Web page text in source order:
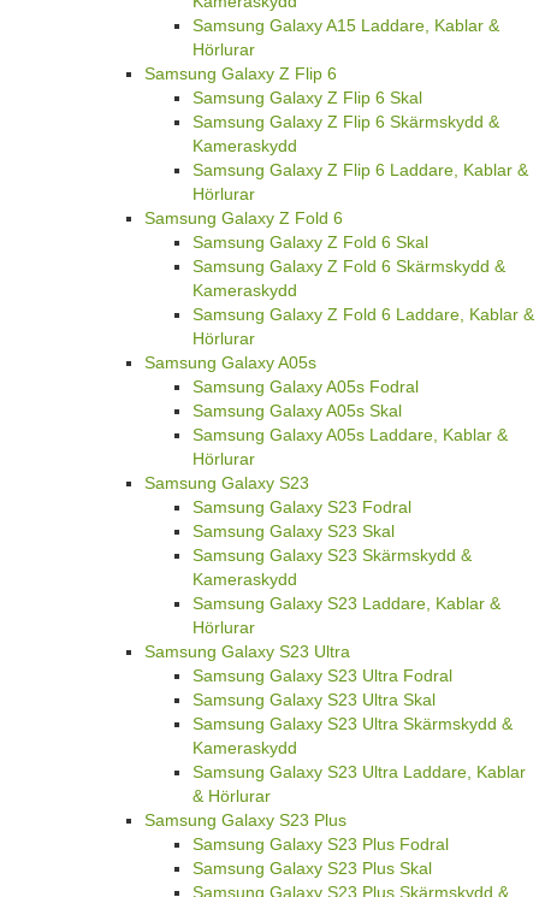
Samsung Galaxy A15 Laddare, Kablar &
Hörlurar
Samsung Galaxy Z Flip 6
Samsung Galaxy Z Flip 6 Skal
Samsung Galaxy Z Flip 6 Skärmskydd &
Kameraskydd
Samsung Galaxy Z Flip 6 Laddare, Kablar &
Hörlurar
Samsung Galaxy Z Fold 6
Samsung Galaxy Z Fold 6 Skal
Samsung Galaxy Z Fold 6 Skärmskydd &
Kameraskydd
Samsung Galaxy Z Fold 6 Laddare, Kablar &
Hörlurar
Samsung Galaxy A05s
Samsung Galaxy A05s Fodral
Samsung Galaxy A05s Skal
Samsung Galaxy A05s Laddare, Kablar &
Hörlurar
Samsung Galaxy S23
Samsung Galaxy S23 Fodral
Samsung Galaxy S23 Skal
Samsung Galaxy S23 Skärmskydd &
Kameraskydd
Samsung Galaxy S23 Laddare, Kablar &
Hörlurar
Samsung Galaxy S23 Ultra
Samsung Galaxy S23 Ultra Fodral
Samsung Galaxy S23 Ultra Skal
Samsung Galaxy S23 Ultra Skärmskydd &
Kameraskydd
Samsung Galaxy S23 Ultra Laddare, Kablar
& Hörlurar
Samsung Galaxy S23 Plus
Samsung Galaxy S23 Plus Fodral
Samsung Galaxy S23 Plus Skal
Samsung Galaxy S23 Plus Skärmskydd &